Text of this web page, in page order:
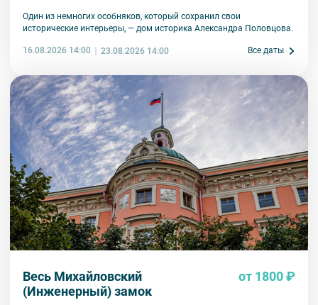
Один из немногих особняков, который сохранил свои
исторические интерьеры, — дом историка Александра Половцова.
16.08.2026 14:00 23.08.2026 14:00 Все даты
Весь Михайловский
(Инженерный) замок
от 1800 ₽